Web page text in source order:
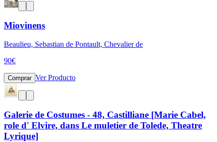
Miovinens
Beaulieu, Sebastian de Pontault, Chevalier de
90€
Comprar Ver Producto
Galerie de Costumes - 48, Castilliane [Marie Cabel,
role d' Elvire, dans Le muletier de Tolede, Theatre
Lyrique]